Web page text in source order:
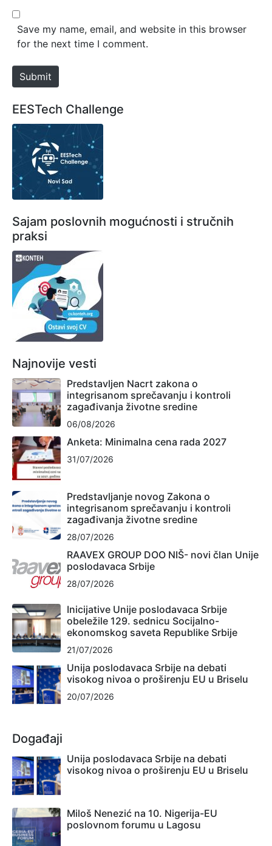
*
b
e
Save my name, email, and website in this browser
for the next time I comment.
Submit
EESTech Challenge
Sajam poslovnih mogućnosti i stručnih
praksi
Najnovije vesti
Predstavljen Nacrt zakona o
integrisanom sprečavanju i kontroli
zagađivanja životne sredine
06/08/2026
Anketa: Minimalna cena rada 2027
31/07/2026
Predstavljanje novog Zakona o
integrisanom sprečavanju i kontroli
zagađivanja životne sredine
28/07/2026
RAAVEX GROUP DOO NIŠ- novi član Unije
poslodavaca Srbije
28/07/2026
Inicijative Unije poslodavaca Srbije
obeležile 129. sednicu Socijalno-
ekonomskog saveta Republike Srbije
21/07/2026
Unija poslodavaca Srbije na debati
visokog nivoa o proširenju EU u Briselu
20/07/2026
Događaji
Unija poslodavaca Srbije na debati
visokog nivoa o proširenju EU u Briselu
Miloš Nenezić na 10. Nigerija-EU
poslovnom forumu u Lagosu